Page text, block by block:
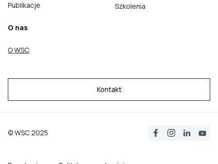
Publikacje
O nas
O WSC
Szkolenia
Kontakt
© WSC 2025